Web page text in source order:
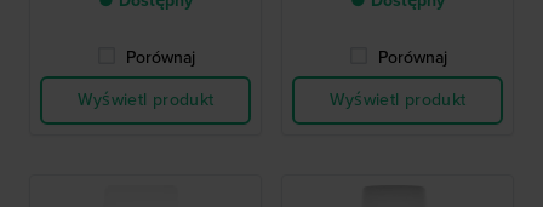
Porównaj
Wyświetl produkt
Porównaj
Wyświetl produkt